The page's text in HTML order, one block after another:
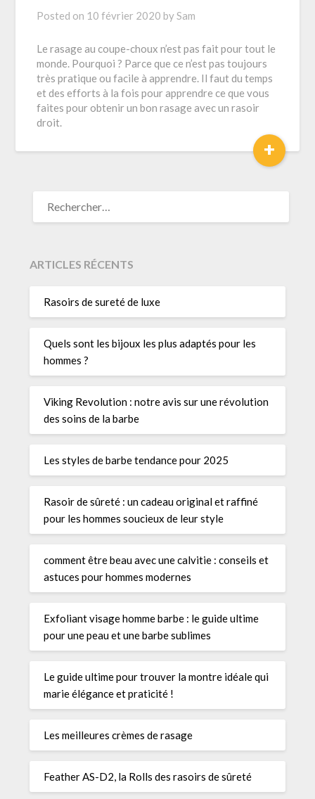
Posted on 10 février 2020 bySam
Le rasage au coupe-choux n’est pas fait pour tout le
monde. Pourquoi ? Parce que ce n’est pas toujours
très pratique ou facile à apprendre. Il faut du temps
et des efforts à la fois pour apprendre ce que vous
faites pour obtenir un bon rasage avec un rasoir
droit.
+
ARTICLES RÉCENTS
Rasoirs de sureté de luxe
Quels sont les bijoux les plus adaptés pour les
hommes ?
Viking Revolution : notre avis sur une révolution
des soins de la barbe
Les styles de barbe tendance pour 2025
Rasoir de sûreté : un cadeau original et raffiné
pour les hommes soucieux de leur style
comment être beau avec une calvitie : conseils et
astuces pour hommes modernes
Exfoliant visage homme barbe : le guide ultime
pour une peau et une barbe sublimes
Le guide ultime pour trouver la montre idéale qui
marie élégance et praticité !
Les meilleures crèmes de rasage
Feather AS-D2, la Rolls des rasoirs de sûreté